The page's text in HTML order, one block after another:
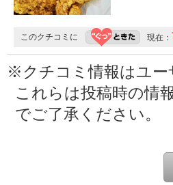
このクチコミに 現在：
※クチコミ情報はユー
これらは投稿時の情
でご了承ください。